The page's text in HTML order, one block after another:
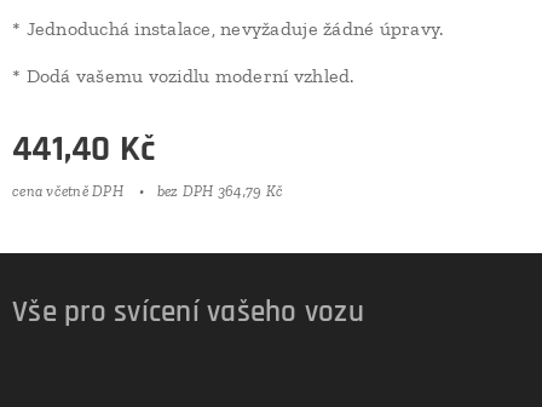
* Jednoduchá instalace, nevyžaduje žádné úpravy.
* Dodá vašemu vozidlu moderní vzhled.
441,40 Kč
cena včetně DPH bez DPH 364,79 Kč
Vše pro svícení vašeho vozu